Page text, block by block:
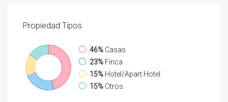
Propiedad Tipos
46% Casas
23% Finca
15% Hotel/Apart Hotel
15% Otros